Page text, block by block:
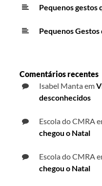
Pequenos gestos
Pequenos
Comentários recentes
Isabel Mantaem
desconhecidos
Escola do CMRA
chegou o Natal
Escola do CMRA
chegou o Natal